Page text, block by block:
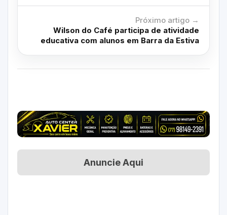
Próximo artigo →
Wilson do Café participa de atividade
educativa com alunos em Barra da Estiva
Anuncie Aqui